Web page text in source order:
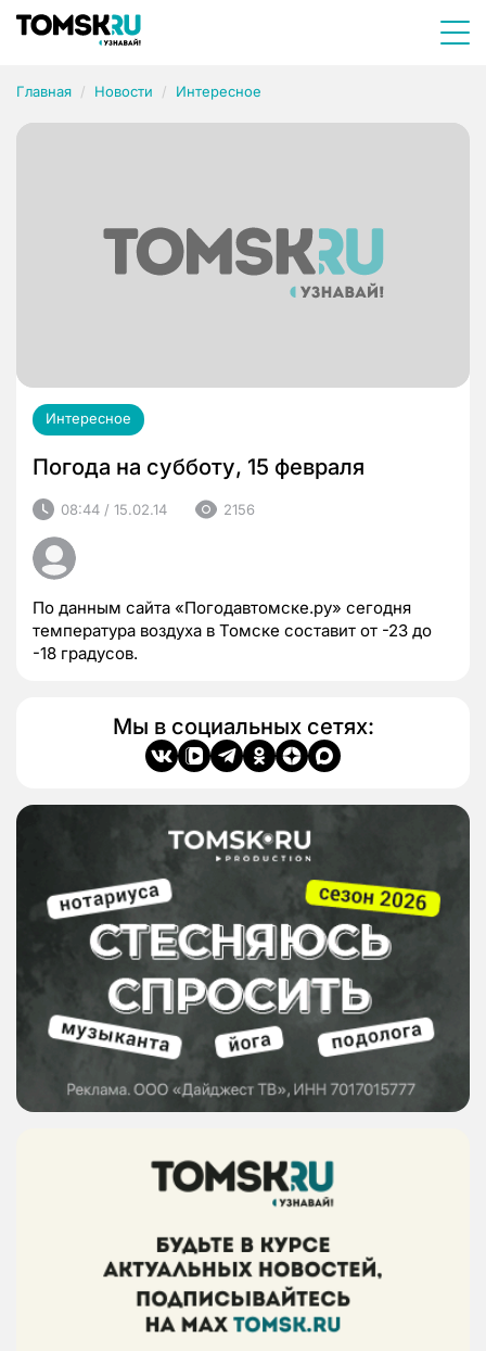
Главная Новости Интересное
Интересное
Погода на субботу, 15 февраля
08:44 / 15.02.14 2156
По данным сайта «Погодавтомске.ру» сегодня
температура воздуха в Томске составит от -23 до
-18 градусов.
Мы в социальных сетях: